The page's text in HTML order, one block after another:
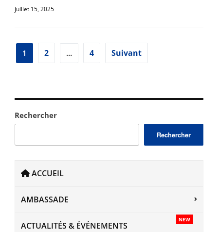
Rechercher
Rechercher
ACCUEIL
AMBASSADE
NEW
ACTUALITÉS & ÉVÉNEMENTS
juillet 15, 2025
Pagination
1 2 … 4 Suivant